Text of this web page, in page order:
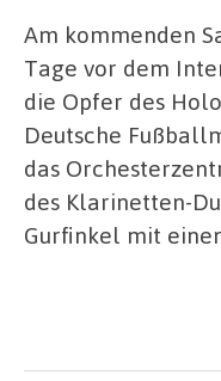
Am kommenden
Tage vor dem
die Opfer des
Deutsche
das
des Klarinetten-
Gurfinkel mit